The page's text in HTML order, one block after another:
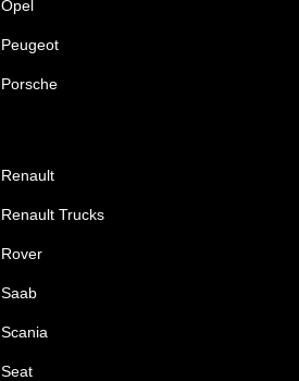
Opel
Peugeot
Porsche
Renault
Renault Trucks
Rover
Saab
Scania
Seat